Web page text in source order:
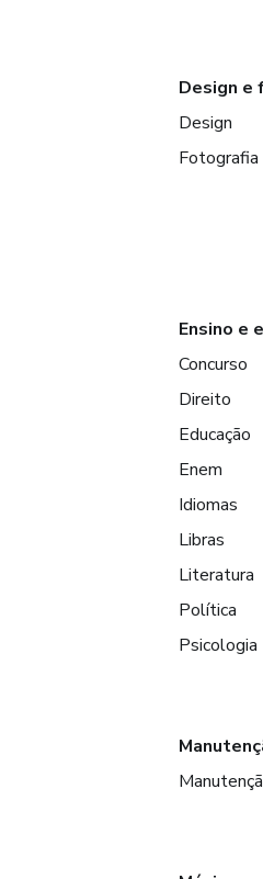
Design e
Design
Fotografia
Ensino e
Concurso
Direito
Educação
Enem
Idiomas
Libras
Literatura
Política
Psicologia